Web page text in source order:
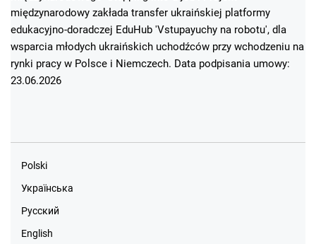
międzynarodowy zakłada transfer ukraińskiej platformy
edukacyjno-doradczej EduHub 'Vstupayuchy na robotu', dla
wsparcia młodych ukraińskich uchodźców przy wchodzeniu na
rynki pracy w Polsce i Niemczech. Data podpisania umowy:
23.06.2026
Polski
Українська
Русский
English